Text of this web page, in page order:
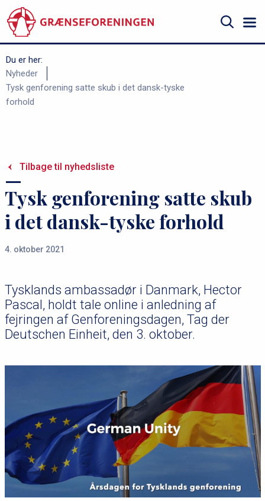
til
hovedindhold
Søg
Du er her:
Nyheder
Tysk genforening satte skub i det dansk-tyske
forhold
Tilbage til nyhedsliste
Tysk genforening satte skub
i det dansk-tyske forhold
4. oktober 2021
Tysklands ambassadør i Danmark, Hector
Pascal, holdt tale online i anledning af
fejringen af Genforeningsdagen, Tag der
Deutschen Einheit, den 3. oktober.